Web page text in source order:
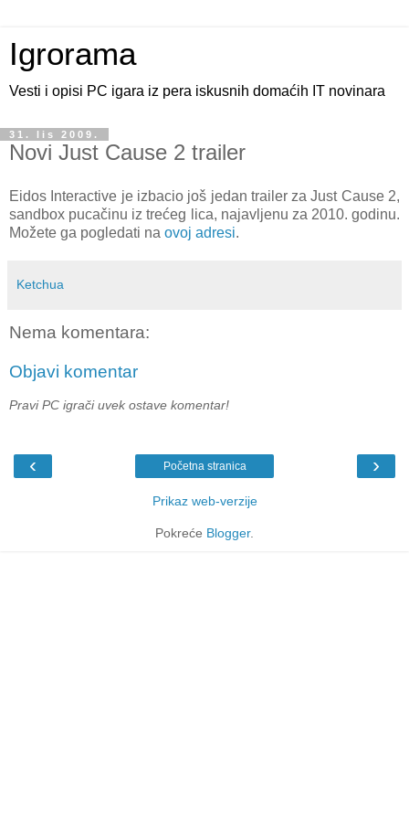
Igrorama
Vesti i opisi PC igara iz pera iskusnih domaćih IT novinara
31. lis 2009.
Novi Just Cause 2 trailer
Eidos Interactive je izbacio još jedan trailer za Just Cause 2,
sandbox pucačinu iz trećeg lica, najavljenu za 2010. godinu.
Možete ga pogledati na ovoj adresi.
Ketchua
Nema komentara:
Objavi komentar
Pravi PC igrači uvek ostave komentar!
‹ ›
Početna stranica
Prikaz web-verzije
Pokreće Blogger.